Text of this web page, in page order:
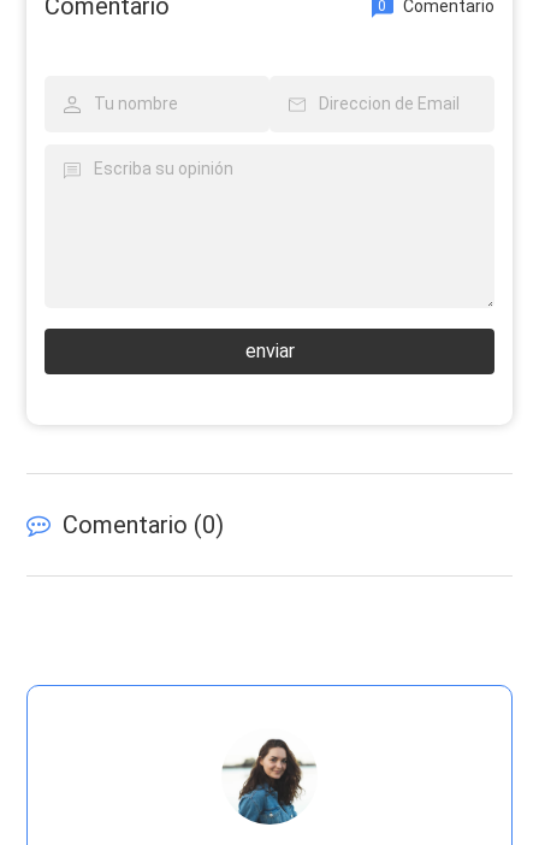
Comentario 0 Comentario
enviar
Comentario (0)